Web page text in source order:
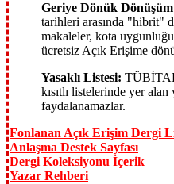
Geriye Dönük
tarihleri arasında "hibrit"
makaleler, kota
ücretsiz Açık Erişime
Yasaklı Listesi:
kısıtlı listelerinde yer
faydalanamazlar.
Fonlanan Açık Erişim Dergi
Anlaşma Destek Sayfası
Dergi Koleksiyonu İçerik
Yazar Rehberi